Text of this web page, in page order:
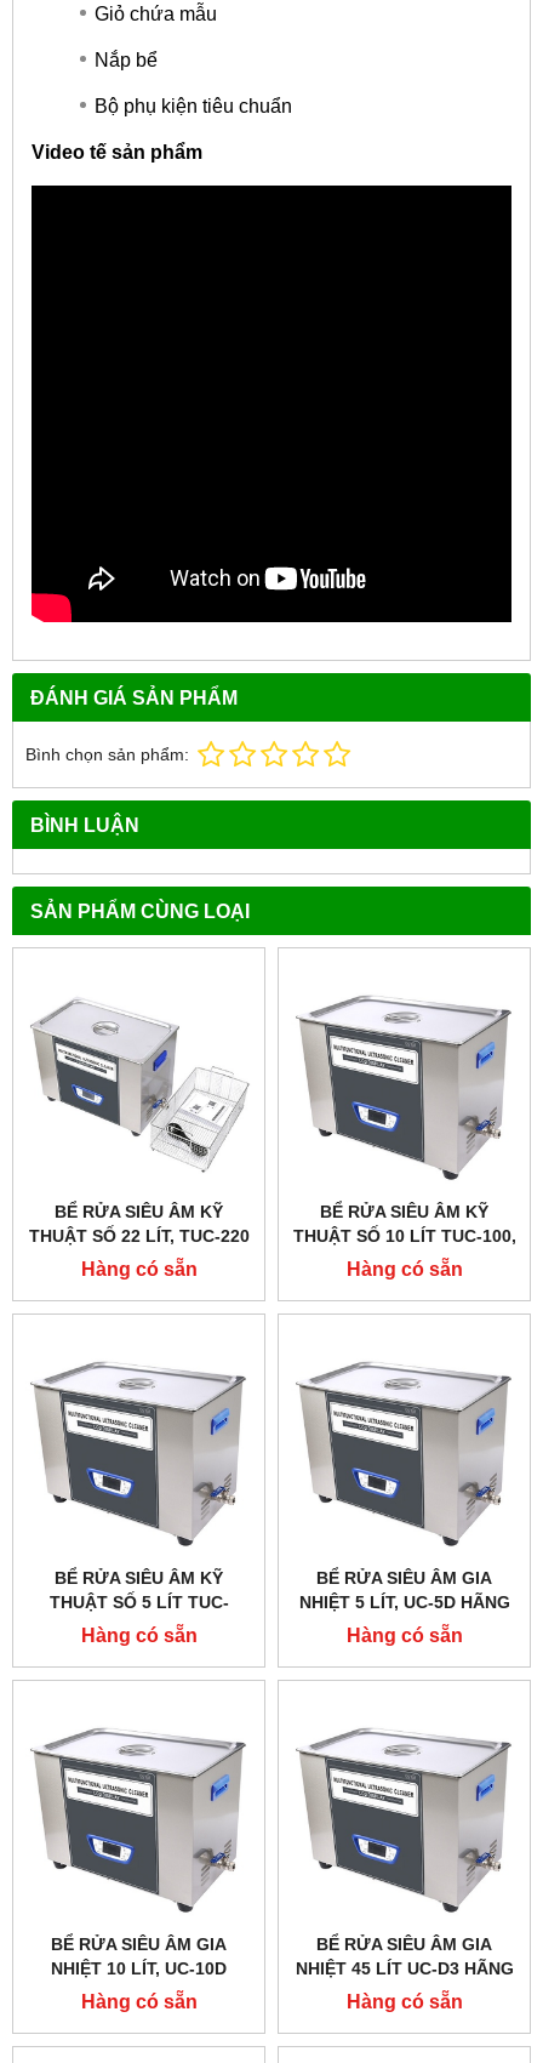
Giỏ chứa mẫu
Nắp bể
Bộ phụ kiện tiêu chuẩn
​Video tế sản phẩm
ĐÁNH GIÁ SẢN PHẨM
Bình chọn sản phẩm:
BÌNH LUẬN
SẢN PHẨM CÙNG LOẠI
BỂ RỬA SIÊU ÂM KỸ
THUẬT SỐ 22 LÍT, TUC-220
HÃNG TAISITELAB / MỸ
Hàng có sẵn
BỂ RỬA SIÊU ÂM KỸ
THUẬT SỐ 10 LÍT TUC-100,
HÃNG TAISITE
Hàng có sẵn
BỂ RỬA SIÊU ÂM KỸ
THUẬT SỐ 5 LÍT TUC-
48,HÃNG TAISITE
Hàng có sẵn
BỂ RỬA SIÊU ÂM GIA
NHIỆT 5 LÍT, UC-5D HÃNG
TAISITE
Hàng có sẵn
BỂ RỬA SIÊU ÂM GIA
NHIỆT 10 LÍT, UC-10D
HÃNG TAISITE
Hàng có sẵn
BỂ RỬA SIÊU ÂM GIA
NHIỆT 45 LÍT UC-D3 HÃNG
TAISITELAB
Hàng có sẵn